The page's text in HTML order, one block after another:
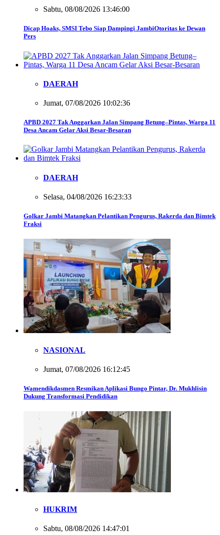
Sabtu, 08/08/2026 13:46:00
Dicap Hoaks, SMSI Tebo Siap Dampingi JambiOtoritas ke Dewan
Pers
DAERAH
Jumat, 07/08/2026 10:02:36
APBD 2027 Tak Anggarkan Jalan Simpang Betung–Pintas, Warga 11
Desa Ancam Gelar Aksi Besar-Besaran
DAERAH
Selasa, 04/08/2026 16:23:33
Golkar Jambi Matangkan Pelantikan Pengurus, Rakerda dan Bimtek
Fraksi
NASIONAL
Jumat, 07/08/2026 16:12:45
Wamendikdasmen Resmikan Aplikasi Bungo Pintar, Dr. Mukhlisin
Dukung Transformasi Pendidikan
HUKRIM
Sabtu, 08/08/2026 14:47:01